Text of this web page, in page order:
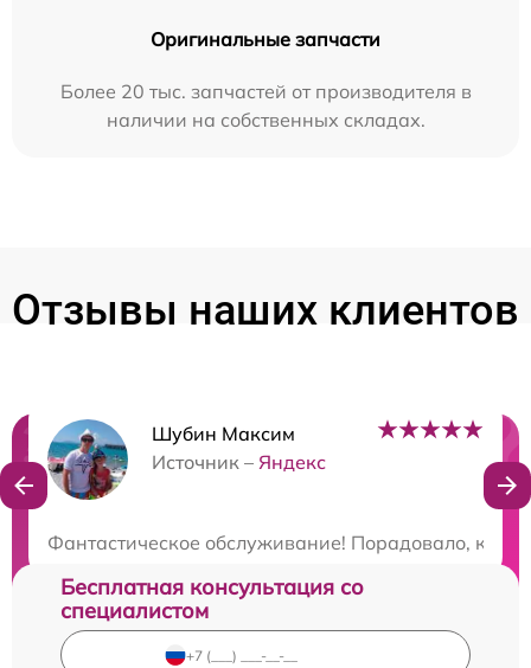
Оригинальные запчасти
Более 20 тыс. запчастей от производителя в
наличии на собственных складах.
Отзывы наших клиентов
Шубин Максим
Источник – Яндекс
Фантастическое обслуживание! Порадовало, как
Нужна консультация?
Бесплатная консультация со
специалистом